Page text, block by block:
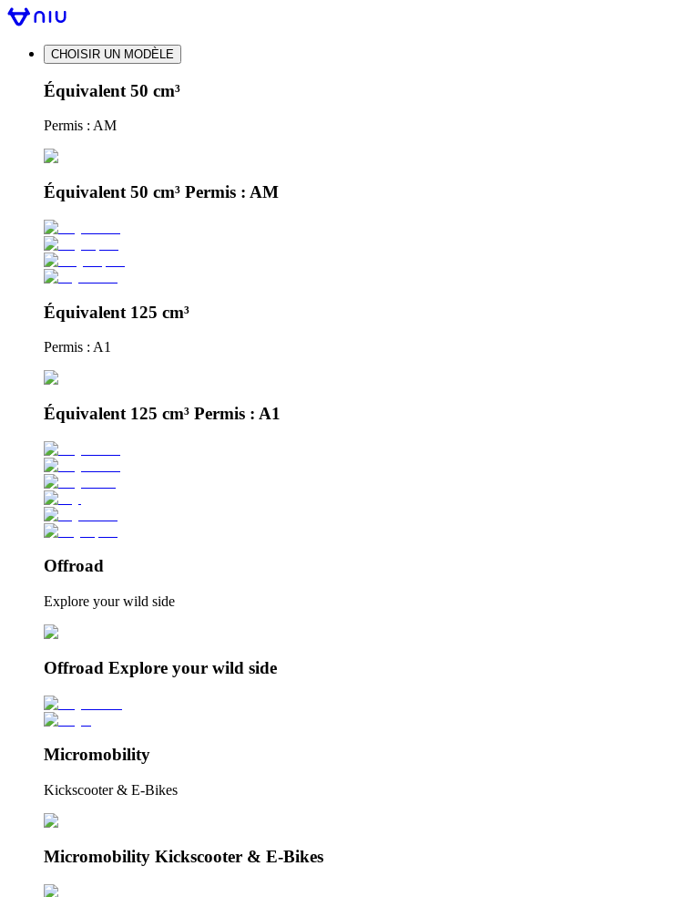
CHOISIR UN MODÈLE
Équivalent 50 cm³
Permis : AM
Équivalent 50 cm³ Permis : AM
Équivalent 125 cm³
Permis : A1
Équivalent 125 cm³ Permis : A1
Offroad
Explore your wild side
Offroad Explore your wild side
Micromobility
Kickscooter & E-Bikes
Micromobility Kickscooter & E-Bikes